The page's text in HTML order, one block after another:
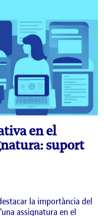
en el
suport
la importància del
assignatura en el